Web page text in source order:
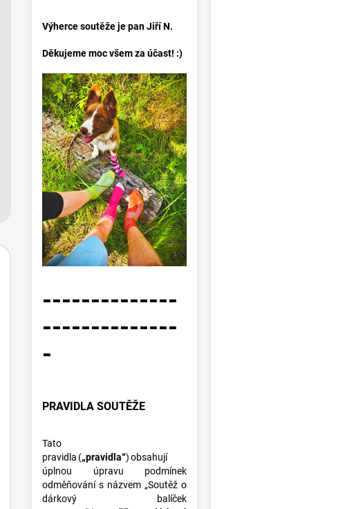
Výherce soutěže je pan Jiří N.
Děkujeme moc všem za účast! :)
--------------
--------------
-
PRAVIDLA SOUTĚŽE
Tato
pravidla („pravidla“) obsahují
úplnou úpravu podmínek
odměňování s názvem „Soutěž o
dárkový balíček